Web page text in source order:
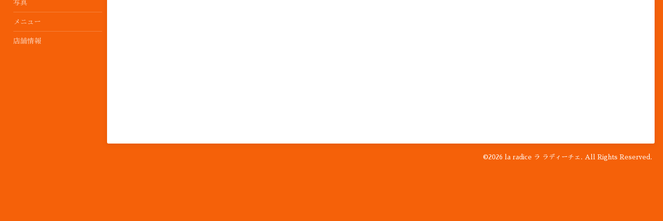
©2026 la radice ラ ラディーチェ . All Rights Reserved.
写真
メニュー
店舗情報